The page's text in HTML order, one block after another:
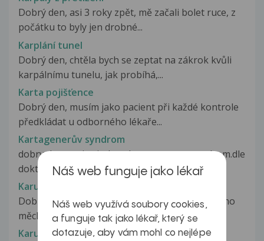
Dobrý den, asi 3 roky zpět, mě začali bolet ruce, z
počátku to byly jen drobné...
Karplání tunel
Dobrý den, chtěla bych se zeptat na zákrok kvůli
karpálnímu tunelu, jak probíhá,...
Karta pojišťence
Dobrý den, musím jako pacient při každé kontrole
předkládat u odborného lékaře...
Kartagenerův syndrom
dobry den, muj pritel ma kartageneruv syndrom.dle
doktoru a literatury vim...
Karunkula
Dobrý den, často jsem trpěla na zánět močového
měchýře, který byl vždy léčen...
Karunkula
Náš web funguje jako lékař
Náš web využívá soubory cookies,
a funguje tak jako lékař, který se
dotazuje, aby vám mohl co nejlépe